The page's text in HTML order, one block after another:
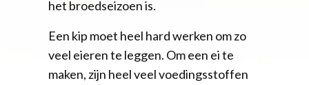
het broedseizoen is.
Een kip moet heel hard werken om zo
veel eieren te leggen. Om een ei te
maken, zijn heel veel voedingsstoffen